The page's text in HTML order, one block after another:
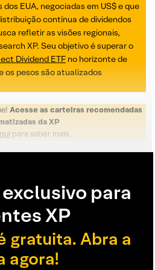
EUA, negociadas em US$ e que
contínua de dividendos
refletir as visões regionais,
XP. Seu objetivo é superar o
Dividend ETF no horizonte de
os pesos são atualizados
Acesse as carteiras recomendadas
da XP
para saber mais.
para
XP
gratuita. Abra a
agora!